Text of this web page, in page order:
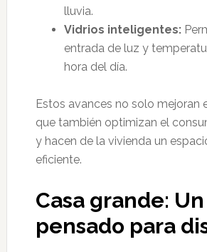
lluvia.
Vidrios inteligentes:
entrada de luz y
hora del día.
Estos avances no solo mejoran
que también optimizan el
y hacen de la vivienda un
eficiente.
Casa grande:
pensado para